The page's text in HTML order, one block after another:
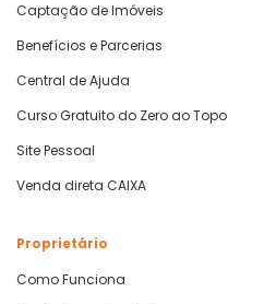
Captação de Imóveis
Benefícios e Parcerias
Central de Ajuda
Curso Gratuito do Zero ao Topo
Site Pessoal
Venda direta CAIXA
Proprietário
Como Funciona